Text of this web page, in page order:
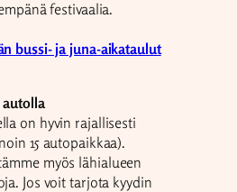
festivaalia.
bussi- ja juna-aikataulut
autolla
on hyvin rajallisesti
15 autopaikkaa).
myös lähialueen
Jos voit tarjota kyydin